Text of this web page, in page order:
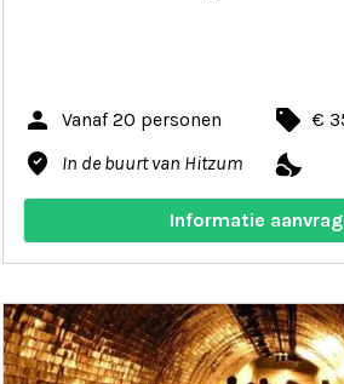
person Vanaf 20 personen local_offer €
where_to_vote In de buurt van Hitzum nights_stay
Informatie